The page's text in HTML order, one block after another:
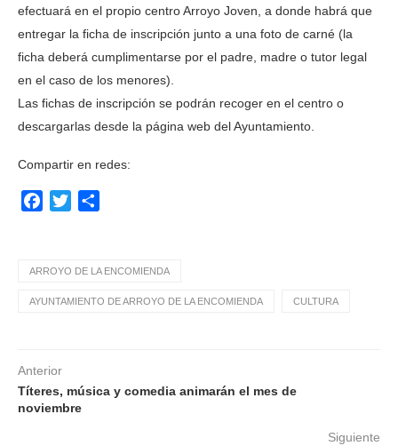
efectuará en el propio centro Arroyo Joven, a donde habrá que
entregar la ficha de inscripción junto a una foto de carné (la
ficha deberá cumplimentarse por el padre, madre o tutor legal
en el caso de los menores).
Las fichas de inscripción se podrán recoger en el centro o
descargarlas desde la página web del Ayuntamiento.
Compartir en redes:
Facebook
Twitter
ARROYO DE LA ENCOMIENDA
AYUNTAMIENTO DE ARROYO DE LA ENCOMIENDA CULTURA
Anterior
Títeres, música y comedia animarán el mes de
noviembre
Siguiente